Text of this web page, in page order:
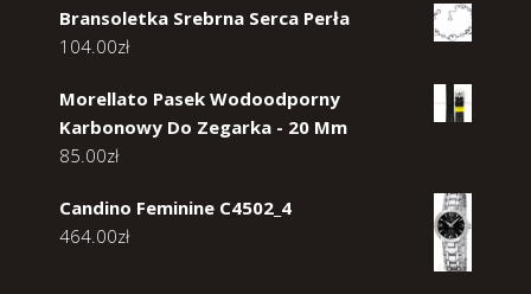
Bransoletka Srebrna Serca Perła
104.00zł
Morellato Pasek Wodoodporny
Karbonowy Do Zegarka - 20 Mm
85.00zł
Candino Feminine C4502_4
464.00zł